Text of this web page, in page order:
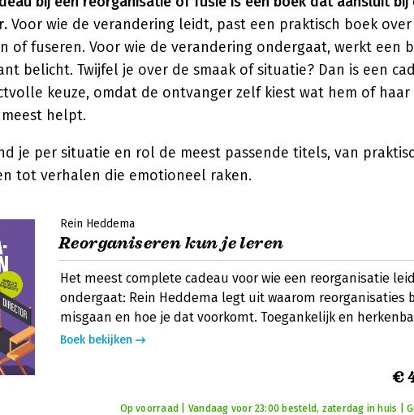
Voor wie de verandering leidt, past een praktisch boek over
of fuseren. Voor wie de verandering ondergaat, werkt een
belicht. Twijfel je over de smaak of situatie? Dan is een
keuze, omdat de ontvanger zelf kiest wat hem of
helpt.
je per situatie en rol de meest passende titels, van
tot verhalen die emotioneel raken.
Rein Heddema
Reorganiseren kun je leren
Het meest complete cadeau voor wie een reorganisatie
ondergaat: Rein Heddema legt uit waarom reorganisaties
misgaan en hoe je dat voorkomt. Toegankelijk en
Boek bekijken
€
Op voorraad | Vandaag voor 23:00 besteld, zaterdag in huis |